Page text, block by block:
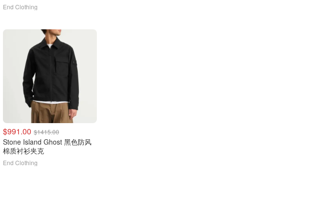
End Clothing
$991.00 $1415.00
Stone Island Ghost 黑色防风
棉质衬衫夹克
End Clothing